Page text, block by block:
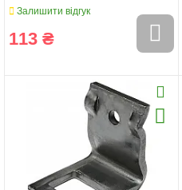
Залишити відгук
113 ₴